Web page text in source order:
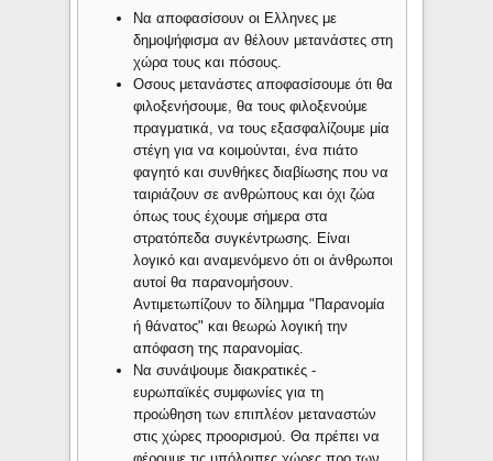
Να αποφασίσουν οι Ελληνες με
δημοψήφισμα αν θέλουν μετανάστες στη
χώρα τους και πόσους.
Οσους μετανάστες αποφασίσουμε ότι θα
φιλοξενήσουμε, θα τους φιλοξενούμε
πραγματικά, να τους εξασφαλίζουμε μία
στέγη για να κοιμούνται, ένα πιάτο
φαγητό και συνθήκες διαβίωσης που να
ταιριάζουν σε ανθρώπους και όχι ζώα
όπως τους έχουμε σήμερα στα
στρατόπεδα συγκέντρωσης. Είναι
λογικό και αναμενόμενο ότι οι άνθρωποι
αυτοί θα παρανομήσουν.
Αντιμετωπίζουν το δίλημμα "Παρανομία
ή θάνατος" και θεωρώ λογική την
απόφαση της παρανομίας.
Να συνάψουμε διακρατικές -
ευρωπαϊκές συμφωνίες για τη
προώθηση των επιπλέον μεταναστών
στις χώρες προορισμού. Θα πρέπει να